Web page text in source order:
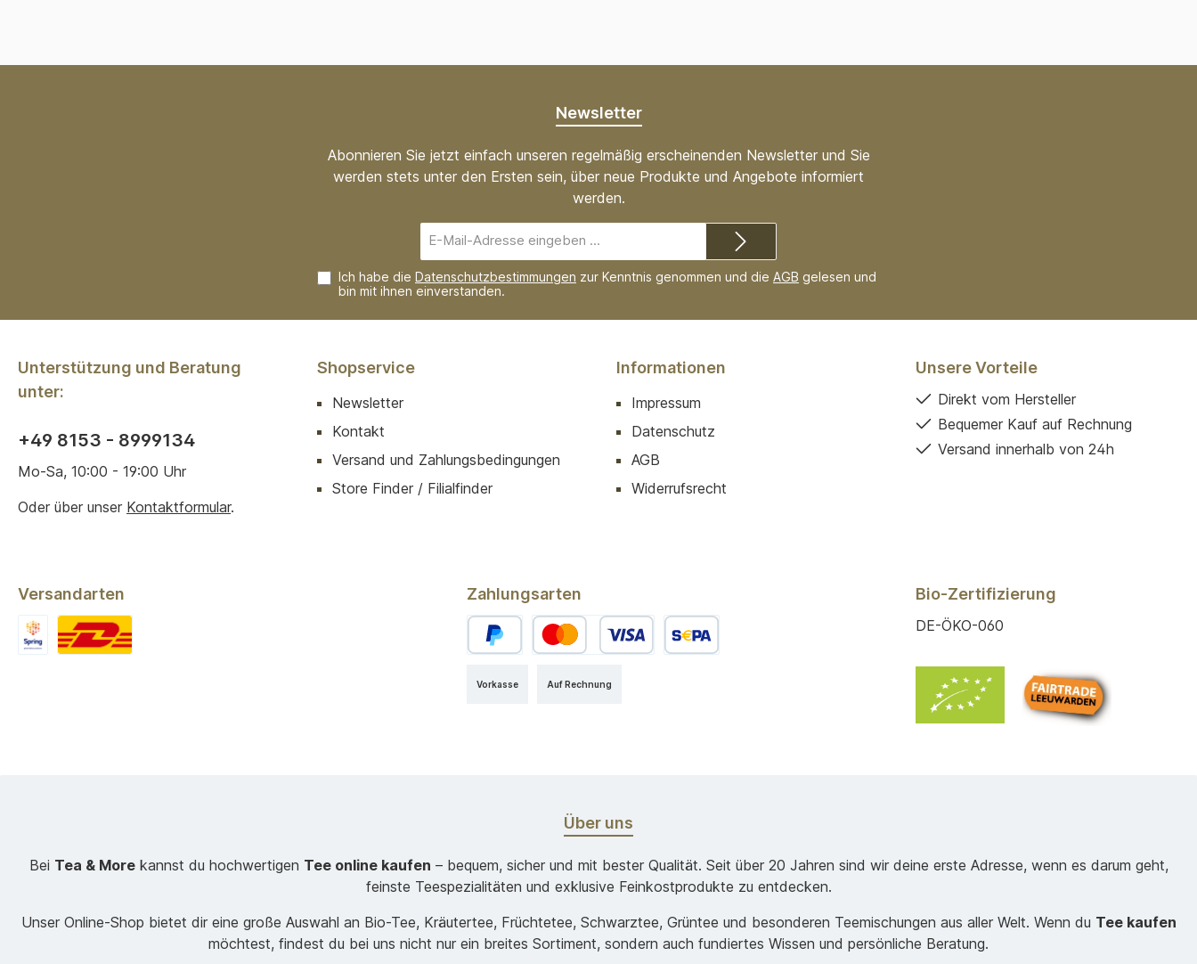
Newsletter
Abonnieren Sie jetzt einfach unseren regelmäßig erscheinenden Newsletter und Sie
werden stets unter den Ersten sein, über neue Produkte und Angebote informiert
werden.
Mail-
Adresse*
Ich habe die Datenschutzbestimmungen zur Kenntnis genommen und die AGB gelesen und
bin mit ihnen einverstanden.
Unterstützung und Beratung
unter:
+49 8153 - 8999134
Mo-Sa, 10:00 - 19:00 Uhr
Oder über unser Kontaktformular.
Shopservice
Newsletter
Kontakt
Versand und Zahlungsbedingungen
Store Finder / Filialfinder
Informationen
Impressum
Datenschutz
AGB
Widerrufsrecht
Unsere Vorteile
Direkt vom Hersteller
Bequemer Kauf auf Rechnung
Versand innerhalb von 24h
Versandarten Zahlungsarten
Auf Rechnung
Vorkasse
Bio-Zertifizierung
DE-ÖKO-060
Über uns
Bei Tea & Morekannst du hochwertigen Tee online kaufen – bequem, sicher und mit bester Qualität. Seit über 20 Jahren sind wir deine erste Adresse, wenn es darum geht,
feinste Teespezialitäten und exklusive Feinkostprodukte zu entdecken.
Unser Online-Shop bietet dir eine große Auswahl an Bio-Tee, Kräutertee, Früchtetee, Schwarztee, Grüntee und besonderen Teemischungen aus aller Welt. Wenn du Tee kaufen
möchtest, findest du bei uns nicht nur ein breites Sortiment, sondern auch fundiertes Wissen und persönliche Beratung.